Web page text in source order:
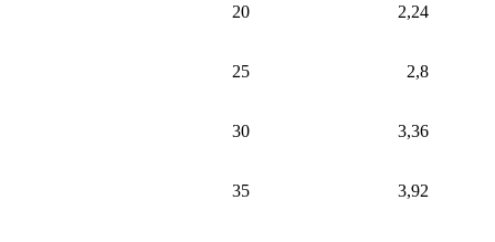
20 2,24
25 2,8
30 3,36
35 3,92